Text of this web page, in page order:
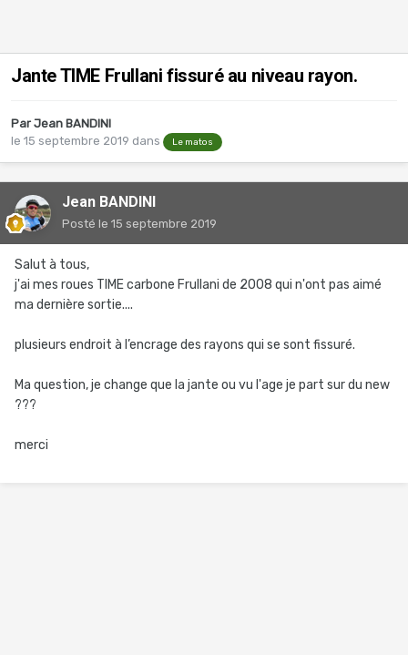
Jante TIME Frullani fissuré au niveau rayon.
Par Jean BANDINI
le 15 septembre 2019 dans Le matos
Jean BANDINI
Posté le 15 septembre 2019
Salut à tous,
j'ai mes roues TIME carbone Frullani de 2008 qui n'ont pas aimé
ma dernière sortie....
plusieurs endroit à l’encrage des rayons qui se sont fissuré.
Ma question, je change que la jante ou vu l'age je part sur du new
???
merci